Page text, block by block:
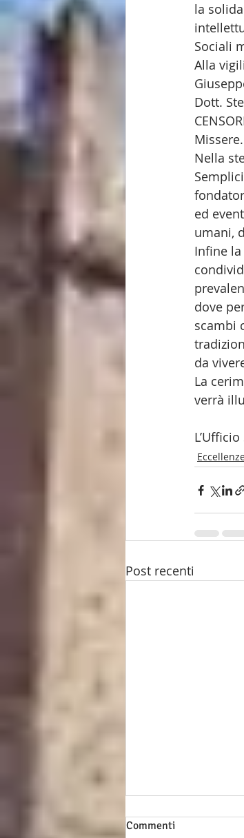
la
Sociali
Alla
Dott.
Nella
ed
umani,
Infine
dove
scambi
da
La
verrà
Post recenti
Commenti